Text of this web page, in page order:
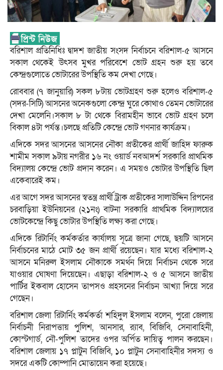
বরিশাল প্রতিনিধিঃ দ্বাদশ জাতীয় সংসদ নির্বাচনে বরিশাল-৫ আসনে
সকাল থেকেই উৎসব মুখর পরিবেশে ভোট গ্রহন শুরু হয় তবে
কেন্দ্রগুলোতে ভোটারের উপস্থিতি কম দেখা গেছে।
রোববার (৭ জানুয়ারি) সকল ৮টায় ভোটগ্রহণ শুরু হলেও বরিশাল-৫
(সদর-সিটি) আসনের অনেকগুলো কেন্দ্র ঘুরে কোথাও তেমন ভোটারের
দেখা মেলেনি।সকাল ৮ টা থেকে বিরামহীন ভাবে ভোট গ্রহণ চলে
বিকাল ৪টা পর্যন্ত।চলছে প্রতিটি কেন্দ্রে ভোট গণনার কার্যক্রম।
এদিকে সদর আসনের আসনের নৌকা প্রতীকের প্রার্থী জাহিদ ফারুক
শামীম সকাল ৯টায় নগরীর ১৬ নং ওয়ার্ড নবআদর্শ সরকারি প্রাথমিক
বিদ্যালয় কেন্দ্রে ভোট প্রদান করেন। এ সময়ও ভোটার উপস্থিতি ছিল
একেবারেই কম।
এর আগে সদর আসনের স্বতন্ত্র প্রার্থী ট্রাক প্রতীকের সালাউদ্দিন রিপনের
চরবাড়িয়া ইউনিয়নের (২১নং) বাটনা সরকারি প্রাথমিক বিদ্যালয়ের
ভোটকেন্দ্রে কিছু ভোটার উপস্থিতি লক্ষ্য করা গেছে।
এদিকে রিটার্নিং কর্মকর্তার কার্যালয় সূত্রে জানা গেছে, ছয়টি আসনে
নির্বাচনের মাঠে মোট ৩৫ জন প্রার্থী রয়েছেন। যার মধ্যে বরিশাল-২
আসনে মনিরুল ইসলাম নৌকাকে সমর্থন দিয়ে নির্বাচন থেকে সরে
যাওয়ার ঘোষণা দিয়েছেন। এছাড়া বরিশাল-২ ও ৫ আসনে জাতীয়
পার্টির ইকবাল হোসেন তাপসও প্রহসনের নির্বাচন আখ্যা দিয়ে সরে
গেছেন।
বরিশাল জেলা রিটার্নিং কর্মকর্তা শহিদুল ইসলাম বলেন, পুরো জেলায়
নির্বাচনী নিরাপত্তায় পুলিশ, আনসার, র‌্যাব, বিজিবি, সেনাবাহিনী,
কোস্টগার্ড, নৌ-পুলিশ তাদের ওপর অর্পিত দায়িত্ব পালন করছেন।
বরিশাল জেলায় ১৭ প্লাটুন বিজিবি, ১০ প্লাটুন সেনাবাহিনীর সদস্য ও
সদরে একটি কোম্পানি মোতায়েন করা হয়েছে।